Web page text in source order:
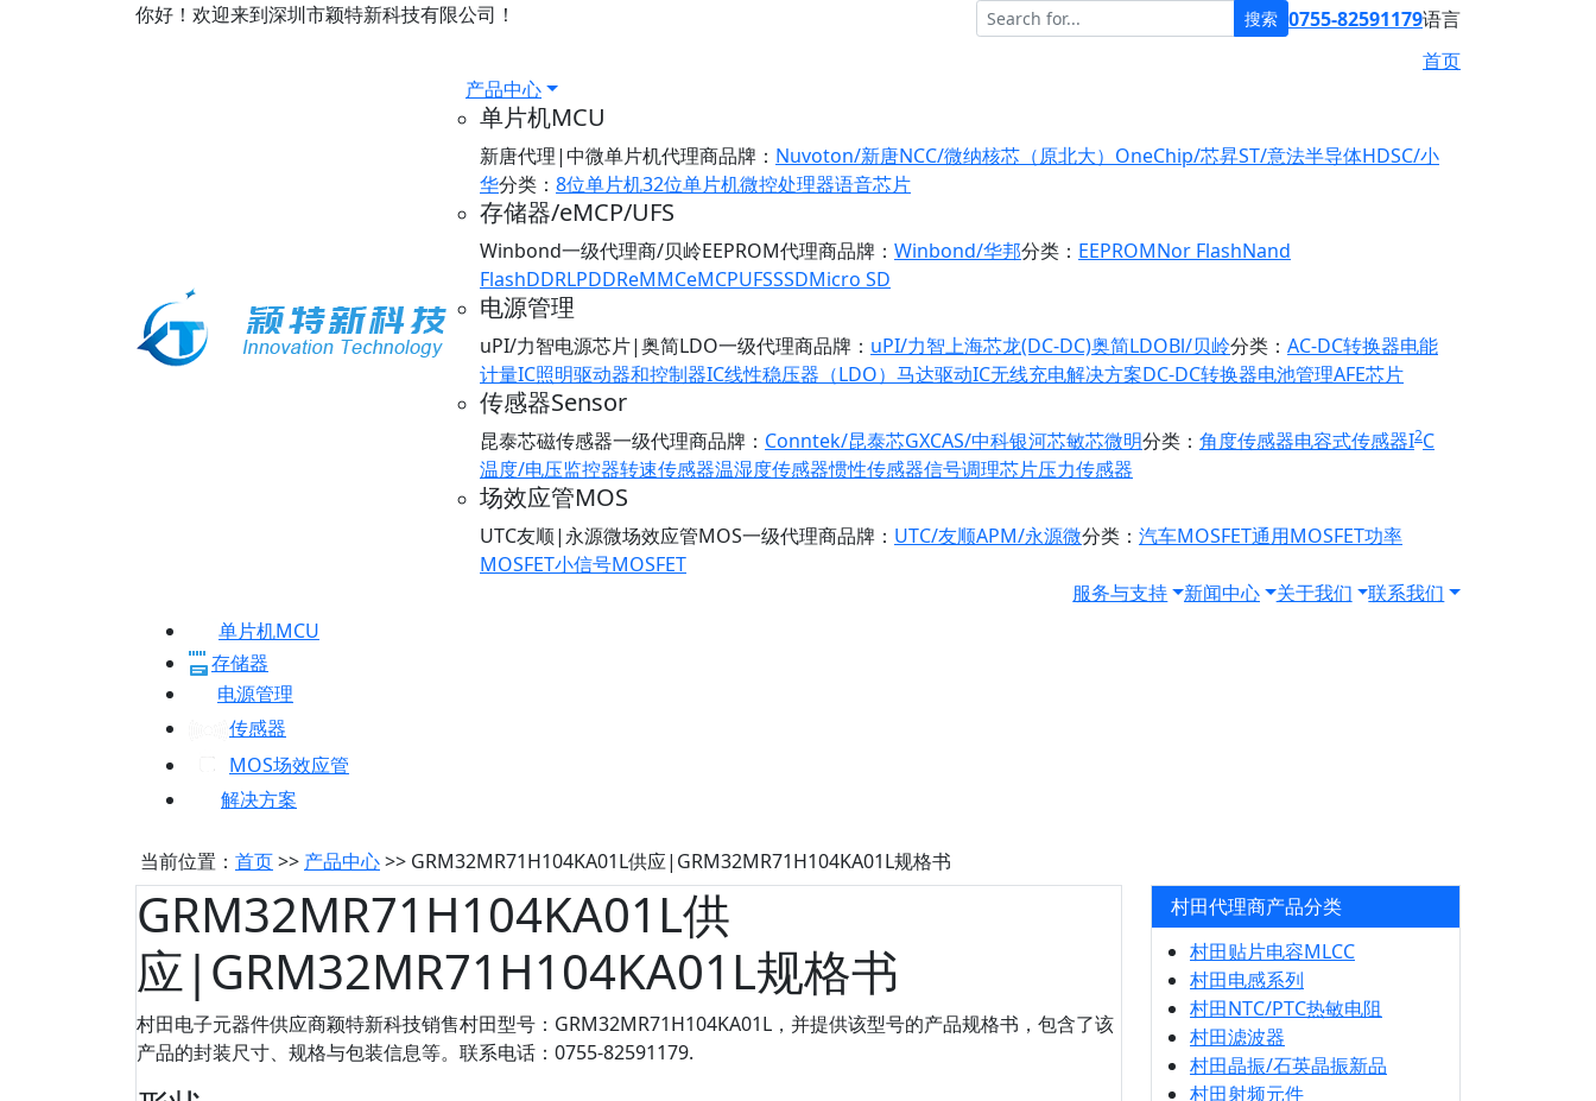
你好！欢迎来到深圳市颖特新科技有限公司！ 搜索 0755-82591179语言
首页
产品中心
单片机MCU
新唐代理|中微单片机代理商品牌： Nuvoton/新唐NCC/微纳核芯（原北大） OneChip/芯昇ST/意法半导体HDSC/小
华分类： 8位单片机32位单片机微控处理器语音芯片
存储器/eMCP/UFS
Winbond一级代理商/贝岭EEPROM代理商品牌： Winbond/华邦分类： EEPROMNor FlashNand
FlashDDRLPDDReMMCeMCPUFSSSDMicro SD
电源管理
uPI/力智电源芯片|奥简LDO一级代理商品牌： uPI/力智上海芯龙(DC-DC)奥简LDOBl/贝岭分类： AC-DC转换器电能
计量IC照明驱动器和控制器IC线性稳压器（LDO） 马达驱动IC无线充电解决方案DC-DC转换器电池管理AFE芯片
传感器Sensor
昆泰芯磁传感器一级代理商品牌： Conntek/昆泰芯GXCAS/中科银河芯敏芯微明分类： 角度传感器电容式传感器I2C
温度/电压监控器转速传感器温湿度传感器惯性传感器信号调理芯片压力传感器
场效应管MOS
UTC友顺|永源微场效应管MOS一级代理商品牌： UTC/友顺APM/永源微分类： 汽车MOSFET通用MOSFET功率
MOSFET小信号MOSFET
服务与支持
新闻中心 关于我们
联系我们
单片机MCU
存储器
电源管理
传感器
MOS场效应管
解决方案
当前位置： 首页>> 产品中心>> GRM32MR71H104KA01L供应|GRM32MR71H104KA01L规格书
GRM32MR71H104KA01L供
应|GRM32MR71H104KA01L规格书
村田电子元器件供应商颖特新科技销售村田型号：GRM32MR71H104KA01L，并提供该型号的产品规格书，包含了该
产品的封装尺寸、规格与包装信息等。联系电话：0755-82591179.
村田代理商产品分类
村田贴片电容MLCC
村田电感系列
村田NTC/PTC热敏电阻
村田滤波器
村田晶振/石英晶振新品
村田射频元件